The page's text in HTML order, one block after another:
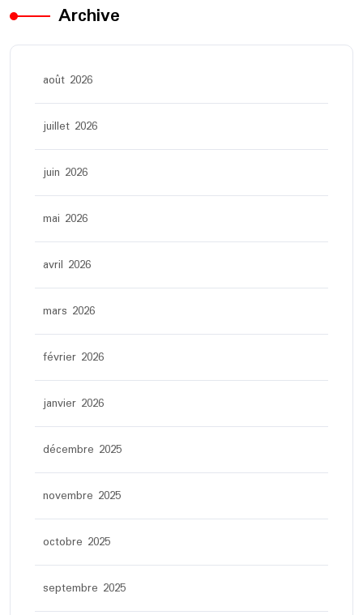
Archive
août 2026
juillet 2026
juin 2026
mai 2026
avril 2026
mars 2026
février 2026
janvier 2026
décembre 2025
novembre 2025
octobre 2025
septembre 2025